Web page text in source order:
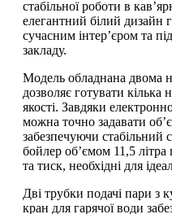
стабільної роботи в
елегантний білий дизайн
сучасним інтер’єром та
закладу.
Модель обладнана двома
дозволяє готувати кілька
якості. Завдяки
можна точно задавати
забезпечуючи стабільний
бойлер об’ємом 11,5 літра
та тиск, необхідні для
Дві трубки подачі пари з
кран для гарячої води